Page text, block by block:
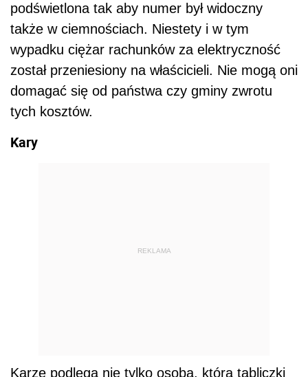
podświetlona tak aby numer był widoczny
także w ciemnościach. Niestety i w tym
wypadku ciężar rachunków za elektryczność
został przeniesiony na właścicieli. Nie mogą oni
domagać się od państwa czy gminy zwrotu
tych kosztów.
Kary
REKLAMA
Karze podlega nie tylko osoba, która tabliczki